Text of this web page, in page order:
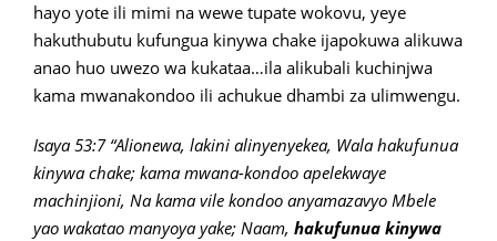
hayo yote ili mimi na wewe tupate wokovu, yeye
hakuthubutu kufungua kinywa chake ijapokuwa alikuwa
anao huo uwezo wa kukataa…ila alikubali kuchinjwa
kama mwanakondoo ili achukue dhambi za ulimwengu.
Isaya 53:7 “Alionewa, lakini alinyenyekea, Wala hakufunua
kinywa chake; kama mwana-kondoo apelekwaye
machinjioni, Na kama vile kondoo anyamazavyo Mbele
yao wakatao manyoya yake; Naam, hakufunua kinywa